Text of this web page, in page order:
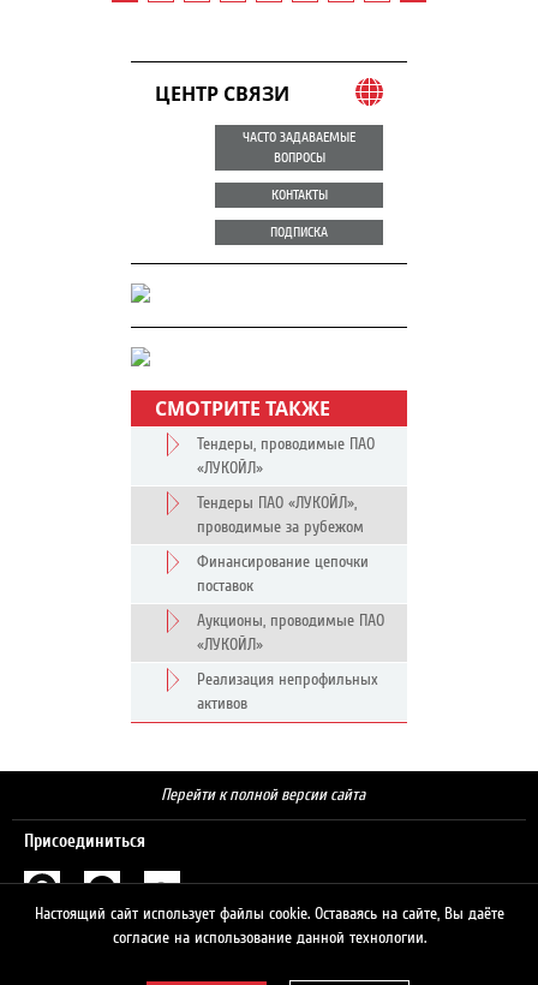
ЦЕНТР СВЯЗИ
ЧАСТО ЗАДАВАЕМЫЕ
ВОПРОСЫ
КОНТАКТЫ
ПОДПИСКА
СМОТРИТЕ ТАКЖЕ
Тендеры, проводимые ПАО
«ЛУКОЙЛ»
Тендеры ПАО «ЛУКОЙЛ»,
проводимые за рубежом
Финансирование цепочки
поставок
Аукционы, проводимые ПАО
«ЛУКОЙЛ»
Реализация непрофильных
активов
Перейти к полной версии сайта
Присоединиться
Настоящий сайт использует файлы cookie. Оставаясь на сайте, Вы даёте
согласие на использование данной технологии.